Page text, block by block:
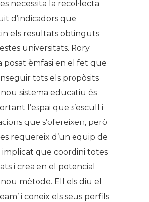
necessita la recol·lecta
d’indicadors que
els resultats obtinguts
universitats. Rory
posat èmfasi en el fet que
tots els propòsits
nou sistema educatiu és
l’espai que s’escull i
que s’ofereixen, però
requereix d’un equip de
implicat que coordini totes
i crea en el potencial
nou mètode. Ell els diu el
i coneix els seus perfils